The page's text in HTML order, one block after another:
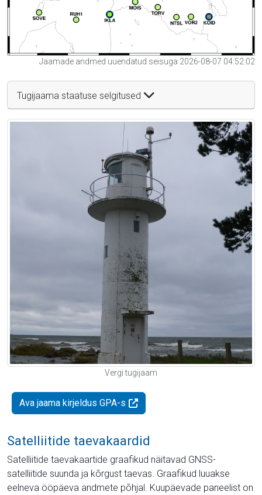
Jaamade andmed uuendatud seisuga 2026-08-07 04:52:02
Tugijaama staatuse selgitused
Vergi tugijaam
Ava jaama kirjeldus GPA-s
Satelliitide taevakaardid
Satelliitide taevakaartide graafikud näitavad GNSS-
satelliitide suunda ja kõrgust taevas. Graafikud luuakse
eelneva ööpäeva andmete põhjal. Kuupäevade paneelist on